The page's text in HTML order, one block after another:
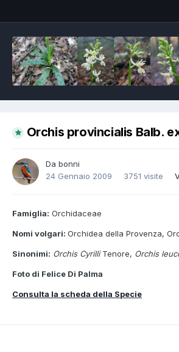
Orchis provincialis Balb.
Da bonni
24 Gennaio 2009
3751 visite
Famiglia: Orchidaceae
Nomi volgari: Orchidea della Provenza,
Sinonimi: Orchis CyrilliTenore, Orchis
Foto di Felice Di Palma
Consulta la scheda della Specie